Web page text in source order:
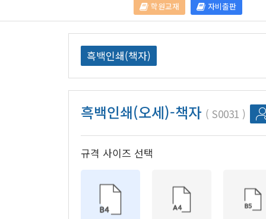
학원교재 자비출판
흑백인쇄(책자)
흑백인쇄(오세)-책자 S0031
규격 사이즈 선택